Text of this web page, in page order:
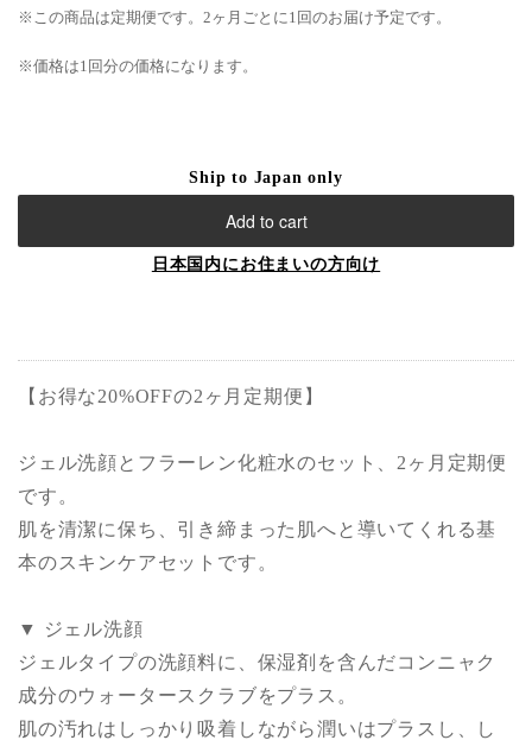
※この商品は定期便です。2ヶ月ごとに1回のお届け予定です。
※価格は1回分の価格になります。
Ship to Japan only
Add to cart
日本国内にお住まいの方向け
【お得な20%OFFの2ヶ月定期便】
ジェル洗顔とフラーレン化粧水のセット、2ヶ月定期便
です。
肌を清潔に保ち、引き締まった肌へと導いてくれる基
本のスキンケアセットです。
▼ ジェル洗顔
ジェルタイプの洗顔料に、保湿剤を含んだコンニャク
成分のウォータースクラブをプラス。
肌の汚れはしっかり吸着しながら潤いはプラスし、し